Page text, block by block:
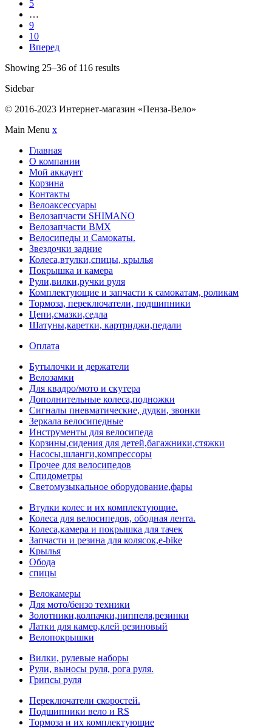
5
…
9
10
Вперед
Showing 25–36 of 116 results
Sidebar
© 2016-2023 Интернет-магазин «Пенза-Вело»
Main Menu x
Главная
О компании
Мой аккаунт
Корзина
Контакты
Велоаксессуары
Велозапчасти SHIMANO
Велозапчасти BMX
Велосипеды и Самокаты.
Звездочки задние
Колеса,втулки,спицы, крылья
Покрышка и камера
Рули,вилки,ручки руля
Комплектующие и запчасти к самокатам, роликам
Тормоза, переключатели, подшипники
Цепи,смазки,седла
Шатуны,каретки, картриджи,педали
Оплата
Бутылочки и держатели
Велозамки
Для квадро/мото и скутера
Дополнительные колеса,подножки
Сигналы пневматические, дудки, звонки
Зеркала велосипедные
Инструменты для велосипеда
Корзины,сидения для детей,багажники,стяжки
Насосы,шланги,компрессоры
Прочее для велосипедов
Спидометры
Светомузыкальное оборудование,фары
Втулки колес и их комплектующие.
Колеса для велосипедов, ободная лента.
Колеса,камера и покрышка для тачек
Запчасти и резина для колясок,e-bike
Крылья
Обода
спицы
Велокамеры
Для мото/бензо техники
Золотники,колпачки,ниппеля,резинки
Латки для камер,клей резиновый
Велопокрышки
Вилки, рулевые наборы
Рули, выносы руля, рога руля.
Грипсы руля
Переключатели скоростей.
Подшипники вело и RS
Тормоза и их комплектующие